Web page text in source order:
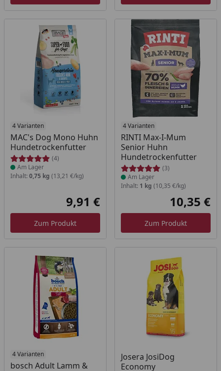
4 Varianten
MAC's Dog Mono Huhn
Hundetrockenfutter
(4)
Produkt am Lager
Am Lager
Inhalt: 0,75 kg (13,21 €/kg)
Aktueller Preis
9,91 €
Zum Produkt
4 Varianten
RINTI Max-I-Mum
Senior Huhn
Hundetrockenfutter
(3)
Produkt am Lager
Am Lager
Inhalt: 1 kg (10,35 €/kg)
10,35 €
Zum Produkt
4 Varianten
bosch Adult Lamm &
Produkt am Lager
Josera JosiDog
Economy
Produkt am Lager